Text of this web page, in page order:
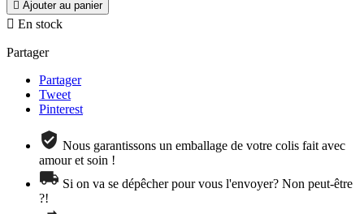
 Ajouter au panier
 En stock
Partager
Partager
Tweet
Pinterest
Nous garantissons un emballage de votre colis fait avec
amour et soin !
Si on va se dépêcher pour vous l'envoyer? Non peut-être
?!